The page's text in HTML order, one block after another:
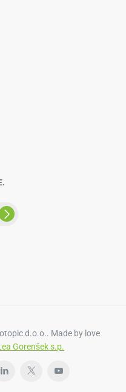
d.o.o.. Made by love
Gorenšek s.p.